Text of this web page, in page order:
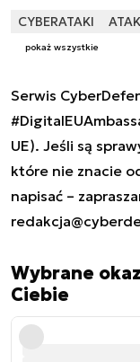
CYBERATAKI
pokaż wszystkie
Serwis
UE). Jeśli są
które nie znacie
napisać –
Wybrane
Ciebie